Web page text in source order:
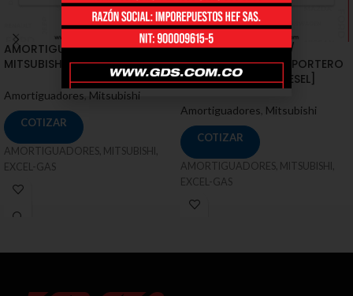
AMORTIGUADORES /
MITSUBISHI / ASX 2.0 [RVR III]
Amortiguadores Mitsubishi
COTIZAR
AMORTIGUADORES, MITSUBISHI,
EXCEL-GAS
AMORTIGUADORES /
MITSUBISHI / L200, SPORTERO
2.5 – 3.2 [TURBO DIESEL]
Amortiguadores Mitsubishi
COTIZAR
AMORTIGUADORES, MITSUBISHI,
EXCEL-GAS